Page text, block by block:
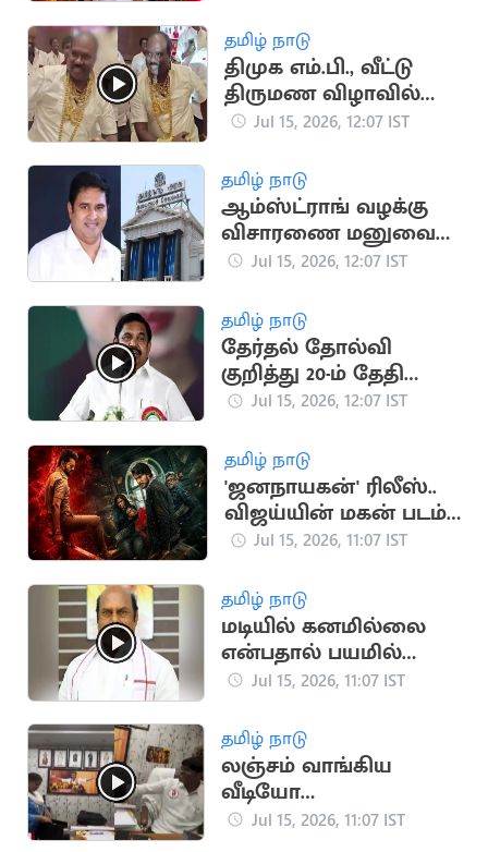
தமிழ் நாடு
திமுக எம்.பி., வீட்டு
திருமண விழாவில்
நகைகளுடன்
Jul 15, 2026, 12:07 IST
தமிழ் நாடு
ஆம்ஸ்ட்ராங் வழக்கு
விசாரணை மனுவை
திரும்ப பெற்ற தமிழக
Jul 15, 2026, 12:07 IST
தமிழ் நாடு
தேர்தல் தோல்வி
குறித்து 20-ம் தேதி
முதல் இபிஎஸ்
Jul 15, 2026, 12:07 IST
தமிழ் நாடு
'ஜனநாயகன்' ரிலீஸ்..
விஜய்யின் மகன் படம்
தள்ளிப்போக வாய்ப்பு?
Jul 15, 2026, 11:07 IST
தமிழ் நாடு
மடியில் கனமில்லை
என்பதால் பயமில்லை:
அமைச்சர் எ.வ.வேலு
Jul 15, 2026, 11:07 IST
தமிழ் நாடு
லஞ்சம் வாங்கிய
வீடியோ
வெளியானதால்
Jul 15, 2026, 11:07 IST